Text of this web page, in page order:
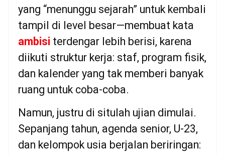
yang “menunggu sejarah” untuk kembali
tampil di level besar—membuat kata
ambisi terdengar lebih berisi, karena
diikuti struktur kerja: staf, program fisik,
dan kalender yang tak memberi banyak
ruang untuk coba-coba.
Namun, justru di situlah ujian dimulai.
Sepanjang tahun, agenda senior, U-23,
dan kelompok usia berjalan beriringan: